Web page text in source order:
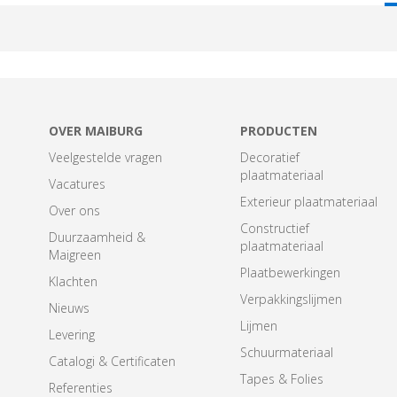
OVER MAIBURG
Veelgestelde vragen
Vacatures
Over ons
Duurzaamheid &
Maigreen
Klachten
Nieuws
Levering
Catalogi & Certificaten
Referenties
PRODUCTEN
Decoratief
plaatmateriaal
Exterieur plaatmateriaal
Constructief
plaatmateriaal
Plaatbewerkingen
Verpakkingslijmen
Lijmen
Schuurmateriaal
Tapes & Folies